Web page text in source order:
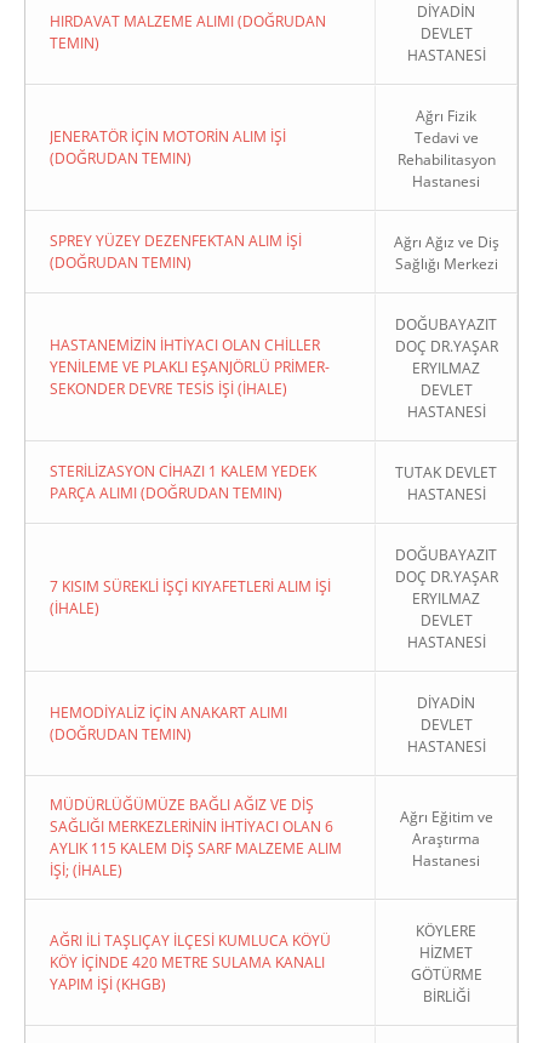
HIRDAVAT MALZEME ALIMI (DOĞRUDAN
TEMIN)
DİYADİN
DEVLET
HASTANESİ
JENERATÖR İÇİN MOTORİN ALIM İŞİ
(DOĞRUDAN TEMIN)
Ağrı Fizik
Tedavi ve
Rehabilitasyon
Hastanesi
SPREY YÜZEY DEZENFEKTAN ALIM İŞİ
(DOĞRUDAN TEMIN)
Ağrı Ağız ve Diş
Sağlığı Merkezi
HASTANEMİZİN İHTİYACI OLAN CHİLLER
YENİLEME VE PLAKLI EŞANJÖRLÜ PRİMER-
SEKONDER DEVRE TESİS İŞİ (İHALE)
DOĞUBAYAZIT
DOÇ DR.YAŞAR
ERYILMAZ
DEVLET
HASTANESİ
STERİLİZASYON CİHAZI 1 KALEM YEDEK
PARÇA ALIMI (DOĞRUDAN TEMIN)
TUTAK DEVLET
HASTANESİ
7 KISIM SÜREKLİ İŞÇİ KIYAFETLERİ ALIM İŞİ
(İHALE)
DOĞUBAYAZIT
DOÇ DR.YAŞAR
ERYILMAZ
DEVLET
HASTANESİ
HEMODİYALİZ İÇİN ANAKART ALIMI
(DOĞRUDAN TEMIN)
DİYADİN
DEVLET
HASTANESİ
MÜDÜRLÜĞÜMÜZE BAĞLI AĞIZ VE DİŞ
SAĞLIĞI MERKEZLERİNİN İHTİYACI OLAN 6
AYLIK 115 KALEM DİŞ SARF MALZEME ALIM
İŞİ; (İHALE)
Ağrı Eğitim ve
Araştırma
Hastanesi
AĞRI İLİ TAŞLIÇAY İLÇESİ KUMLUCA KÖYÜ
KÖY İÇİNDE 420 METRE SULAMA KANALI
YAPIM İŞİ (KHGB)
KÖYLERE
HİZMET
GÖTÜRME
BİRLİĞİ